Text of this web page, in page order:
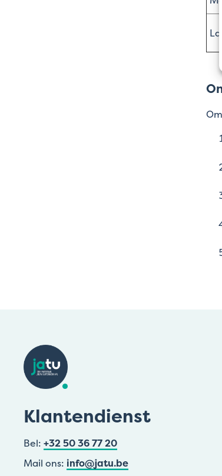
Klantendienst
Bel: +32 50 36 77 20
Mail ons: info@jatu.be